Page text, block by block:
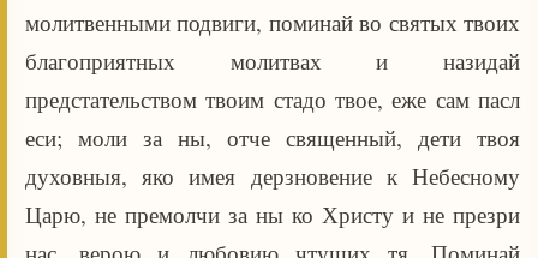
молитвенными подвиги, поминай во святых твоих
благоприятных молитвах и назидай
предстательством твоим стадо твое, еже сам пасл
еси; моли за ны, отче священный, дети твоя
духовныя, яко имея дерзновение к Небесному
Царю, не премолчи за ны ко Христу и не презри